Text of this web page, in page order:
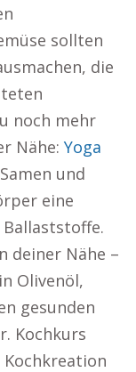
sollten
die
noch mehr
Nähe: Yoga
und
eine
deiner Nähe –
Olivenöl,
gesunden
Kochkurs
Kochkreation